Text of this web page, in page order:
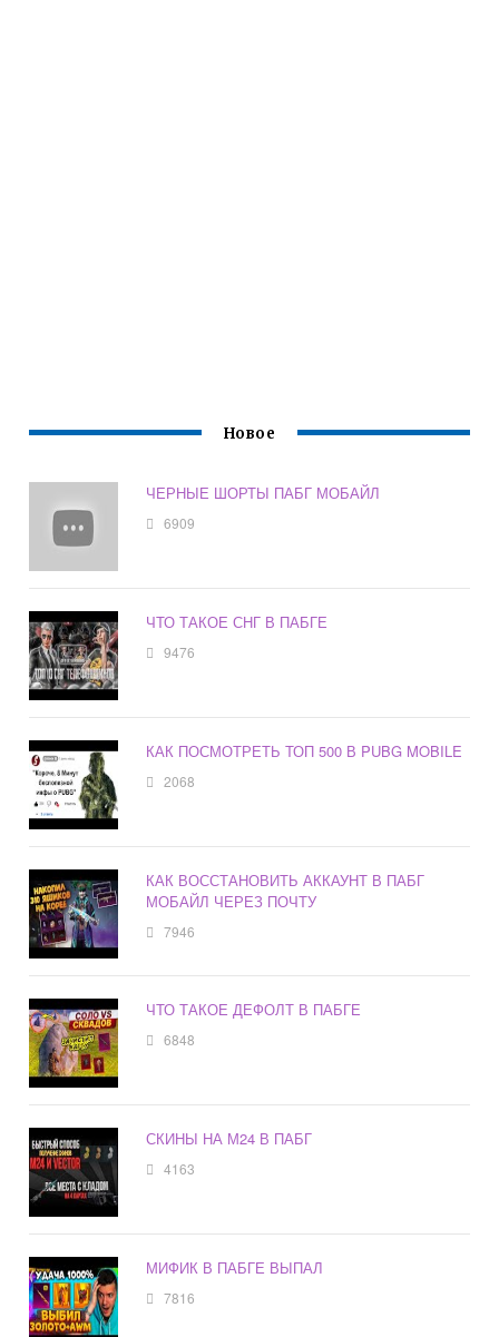
Новое
ЧЕРНЫЕ ШОРТЫ ПАБГ МОБАЙЛ
6909
ЧТО ТАКОЕ СНГ В ПАБГЕ
9476
КАК ПОСМОТРЕТЬ ТОП 500 В PUBG MOBILE
2068
КАК ВОССТАНОВИТЬ АККАУНТ В ПАБГ
МОБАЙЛ ЧЕРЕЗ ПОЧТУ
7946
ЧТО ТАКОЕ ДЕФОЛТ В ПАБГЕ
6848
СКИНЫ НА М24 В ПАБГ
4163
МИФИК В ПАБГЕ ВЫПАЛ
7816